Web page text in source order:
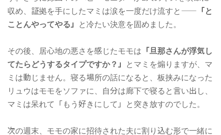
収め、証拠を手にしたマミは涙を一度だけ流すと—— 「と
ことんやってやる」 と冷たい決意を固めました。
その後、居心地の悪さを感じたモモは 「旦那さんが浮気し
てたらどうするタイプですか？」 とマミを煽りますが、マ
ミは動じません。寝る場所の話になると、板挟みになった
リュウはモモをソファに、自分は廊下で寝ると言い出し、
マミは呆れて「もう好きにして」と突き放すのでした。
次の週末、モモの家に招待された夫に割り込む形で一緒に